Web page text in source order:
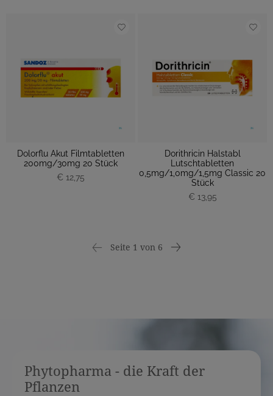
Dolorflu Akut Filmtabletten
200mg/30mg 20 Stück
€ 12,75
Dorithricin Halstabl
Lutschtabletten
0,5mg/1,0mg/1,5mg Classic 20
Stück
€ 13,95
Seite 1 von 6
Phytopharma - die Kraft der
Pflanzen